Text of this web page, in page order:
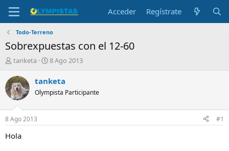
Acceder Regístrate
Todo-Terreno
Sobrexpuestas con el 12-60
I
i
c
i
a
o
r
tanketa
F
c
a
i
8 Ago 2013
tanketa
Olympista Participante
8 Ago 2013 #1
Hola